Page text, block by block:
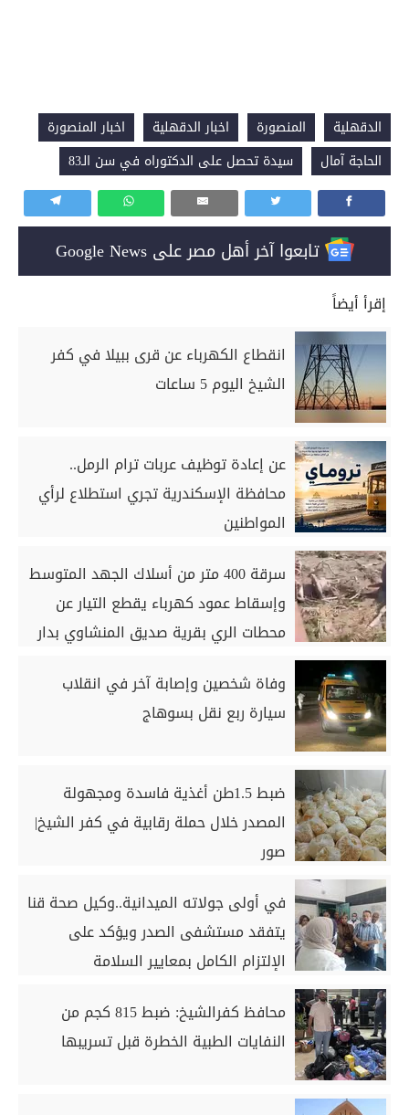
الدقهلية المنصورة اخبار الدقهلية
اخبار المنصورة
الحاجة آمال
سيدة تحصل على الدكتوراه في سن الـ83
تابعوا آخر أهل مصر على Google News
إقرأ أيضاً
انقطاع الكهرباء عن قرى ببيلا في كفر
الشيخ اليوم 5 ساعات
عن إعادة توظيف عربات ترام الرمل..
محافظة الإسكندرية تجري استطلاع لرأي
المواطنين
سرقة 400 متر من أسلاك الجهد المتوسط
وإسقاط عمود كهرباء يقطع التيار عن
محطات الري بقرية صديق المنشاوي بدار
وفاة شخصين وإصابة آخر في انقلاب
سيارة ربع نقل بسوهاج
ضبط 1.5طن أغذية فاسدة ومجهولة
المصدر خلال حملة رقابية في كفر الشيخ|
صور
في أولى جولاته الميدانية..وكيل صحة قنا
يتفقد مستشفى الصدر ويؤكد على
الإلتزام الكامل بمعايير السلامة
محافظ كفرالشيخ: ضبط 815 كجم من
النفايات الطبية الخطرة قبل تسريبها